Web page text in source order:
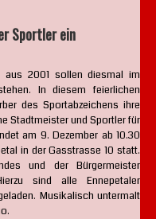
Sportler ein
aus 2001 sollen diesmal im
In diesem feierlichen
des Sportabzeichens ihre
Stadtmeister und Sportler für
am 9. Dezember ab 10.30
in der Gasstrasse 10 statt.
und der Bürgermeister
sind alle Ennepetaler
Musikalisch untermalt